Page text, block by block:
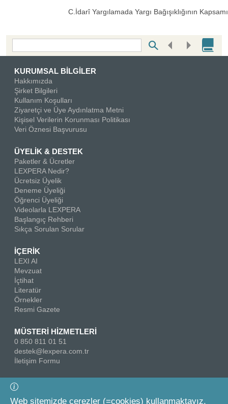
C.İdarî Yargılamada Yargı Bağışıklığının Kapsamı
Bottom Search Toolbar Highlight Text
KURUMSAL BİLGİLER
Hakkımızda
Şirket Bilgileri
Kullanım Koşulları
Ziyaretçi ve Üye Aydınlatma Metni
Kişisel Verilerin Korunması Politikası
Veri Öznesi Başvurusu
ÜYELİK & DESTEK
Paketler & Ücretler
LEXPERA Nedir?
Ücretsiz Üyelik
Deneme Üyeliği
Öğrenci Üyeliği
Videolarla LEXPERA
Başlangıç Rehberi
Sıkça Sorulan Sorular
İÇERİK
LEXI AI
Mevzuat
İçtihat
Literatür
Örnekler
Resmi Gazete
MÜSTERİ HİZMETLERİ
0 850 811 01 51
destek@lexpera.com.tr
İletişim Formu
Bizi Takip Edin
Web sitemizde çerezler (=cookies) kullanmaktayız.